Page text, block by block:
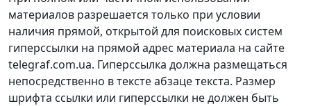
материалов разрешается только при условии
наличия прямой, открытой для поисковых систем
гиперссылки на прямой адрес материала на сайте
telegraf.com.ua. Гиперссылка должна размещаться
непосредственно в тексте абзаце текста. Размер
шрифта ссылки или гиперссылки не должен быть